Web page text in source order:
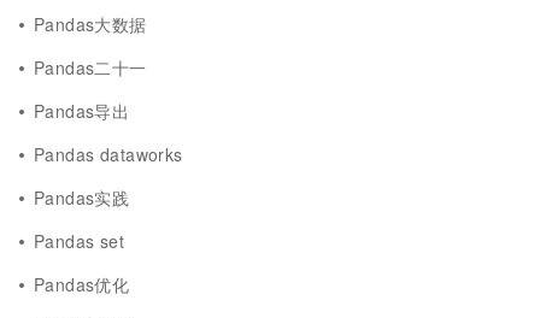
Pandas大数据
Pandas二十一
Pandas导出
Pandas dataworks
Pandas实践
Pandas set
Pandas优化